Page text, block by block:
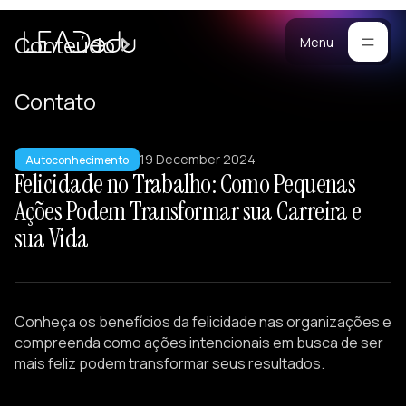
Menu
Building
Lideranças
Metodologia
Portfólio
Conteúdo
Cases
Blog
Materiais
Contato
Felicidade no Trabalho: Como Pequenas
Ações Podem Transformar sua Carreira e
sua Vida
Autoconhecimento 19 December 2024
Conheça os benefícios da felicidade nas organizações e
compreenda como ações intencionais em busca de ser
mais feliz podem transformar seus resultados.